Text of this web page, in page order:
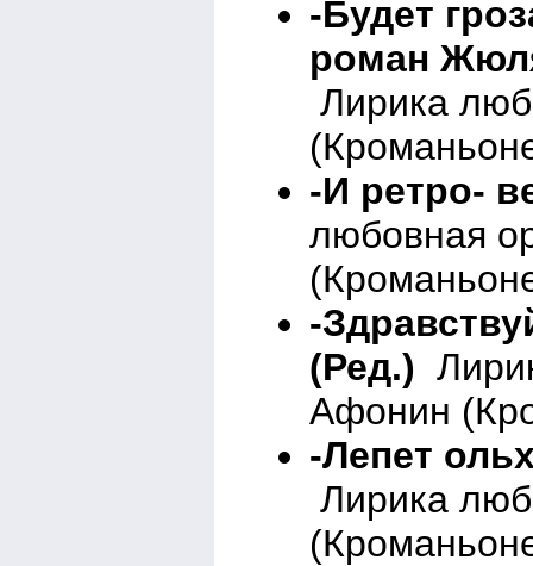
-Будет
роман
Лирика
-И ретро-
любовная
-
(Ред.)
Афонин
-Лепет
Лирика